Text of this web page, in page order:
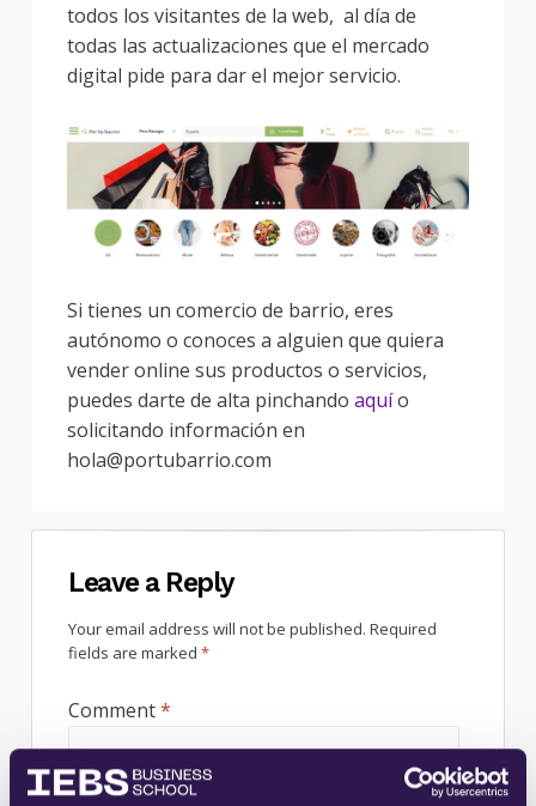
todos los visitantes de la web, al día de
todas las actualizaciones que el mercado
digital pide para dar el mejor servicio.
Si tienes un comercio de barrio, eres
autónomo o conoces a alguien que quiera
vender online sus productos o servicios,
puedes darte de alta pinchandoaquío
solicitando información en
hola@portubarrio.com
Leave a Reply
Your email address will not be published. Required
fields are marked*
Comment*